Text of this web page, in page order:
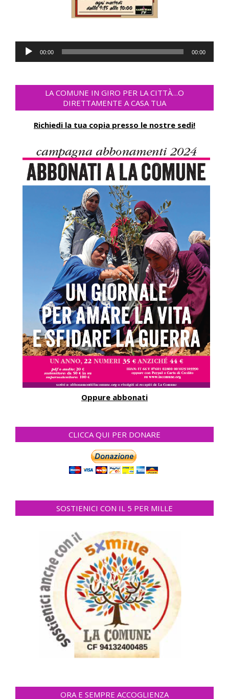
Audio
Player
00:00 00:00
LA COMUNE IN GIRO PER LA CITTÀ…O
DIRETTAMENTE A CASA TUA
Richiedi la tua copia presso le nostre sedi!
Oppure abbonati
CLICCA QUI PER DONARE
SOSTIENICI CON IL 5 PER MILLE
ORA E SEMPRE ACCOGLIENZA